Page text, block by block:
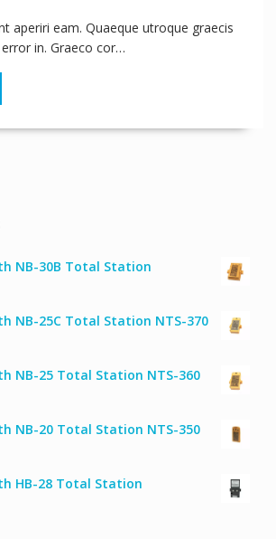
aperiri eam. Quaeque utroque graecis
in. Graeco cor…
NB-30B Total Station
NB-25C Total Station NTS-370
NB-25 Total Station NTS-360
NB-20 Total Station NTS-350
HB-28 Total Station